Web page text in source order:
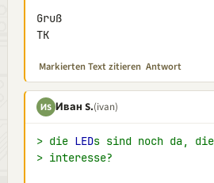
Gruß
TK
Markierten Text zitieren Antwort
ИS Иван S.(ivan)
> die LEDs sind noch da,
> interesse?